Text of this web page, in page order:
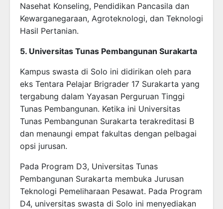
Nasehat Konseling, Pendidikan Pancasila dan
Kewarganegaraan, Agroteknologi, dan Teknologi
Hasil Pertanian.
5. Universitas Tunas Pembangunan Surakarta
Kampus swasta di Solo ini didirikan oleh para
eks Tentara Pelajar Brigrader 17 Surakarta yang
tergabung dalam Yayasan Perguruan Tinggi
Tunas Pembangunan. Ketika ini Universitas
Tunas Pembangunan Surakarta terakreditasi B
dan menaungi empat fakultas dengan pelbagai
opsi jurusan.
Pada Program D3, Universitas Tunas
Pembangunan Surakarta membuka Jurusan
Teknologi Pemeliharaan Pesawat. Pada Program
D4, universitas swasta di Solo ini menyediakan